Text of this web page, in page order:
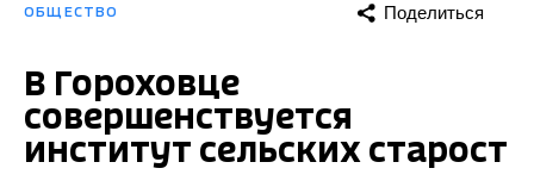
ОБЩЕСТВО Поделиться
В Гороховце
совершенствуется
институт сельских старост